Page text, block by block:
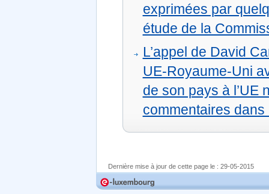
exprimées par
étude de la
L’appel de David
UE-Royaume-Uni
de son pays à l’UE
commentaires dans
Dernière mise à jour de cette page le : 29-05-2015